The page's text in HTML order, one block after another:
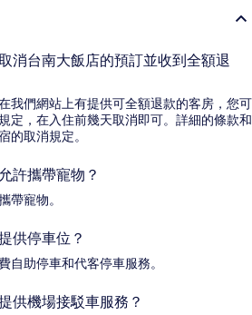
消台南大飯店的預訂並收到全額退
我們網站上有提供可全額退款的客房，您可
定，在入住前幾天取消即可。詳細的條款和
的取消規定。
許攜帶寵物？
帶寵物。
供停車位？
自助停車和代客停車服務。
供機場接駁車服務？